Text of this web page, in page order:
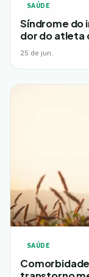
SAÚDE
Síndrome do
dor do atleta
25 de jun.
SAÚDE